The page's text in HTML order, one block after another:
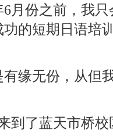
6月份之前，我
的短期日语培
缘无份，从但
到了蓝天市桥校